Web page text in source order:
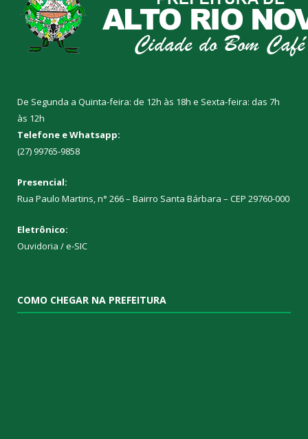
De Segunda a Quinta-feira: de 12h às 18h e Sexta-feira: das 7h
às 12h
Telefone e Whatsapp:
(27) 99765-9858
Presencial:
Rua Paulo Martins, n° 266 – Bairro Santa Bárbara – CEP 29760-000
Eletrônico:
Ouvidoria /e-SIC
COMO CHEGAR NA PREFEITURA